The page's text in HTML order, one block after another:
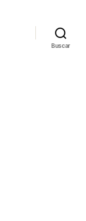
Buscar